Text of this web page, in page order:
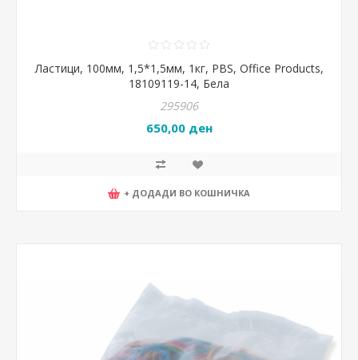
Ластици, 100мм, 1,5*1,5мм, 1кг, PBS, Office Products,
18109119-14, Бела
295906
650,00 ден
+ ДОДАДИ ВО КОШНИЧКА